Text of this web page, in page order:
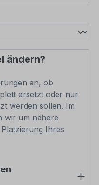
ändern?
an, ob
ersetzt oder nur
werden sollen. Im
wir um nähere
Ihres